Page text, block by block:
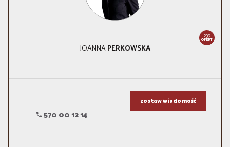
239
OFERT
JOANNAPERKOWSKA
570 00 12 14
zostaw wiadomość